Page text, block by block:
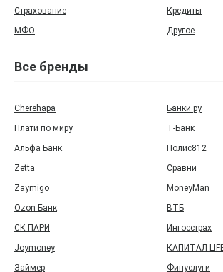
Страхование
Кредиты
МФО
Другое
Все бренды
Cherehapa
Банки.ру
Плати по миру
Т‑Банк
Альфа Банк
Полис812
Zetta
Сравни
Zaymigo
MoneyMan
Ozon Банк
ВТБ
СК ПАРИ
Ингосстрах
Joymoney
КАПИТАЛ
Займер
Финуслуги